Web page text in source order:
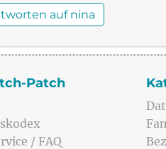
auf nina
Patch
/ FAQ